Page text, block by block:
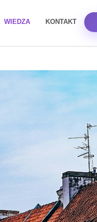
WIEDZA KONTAKT